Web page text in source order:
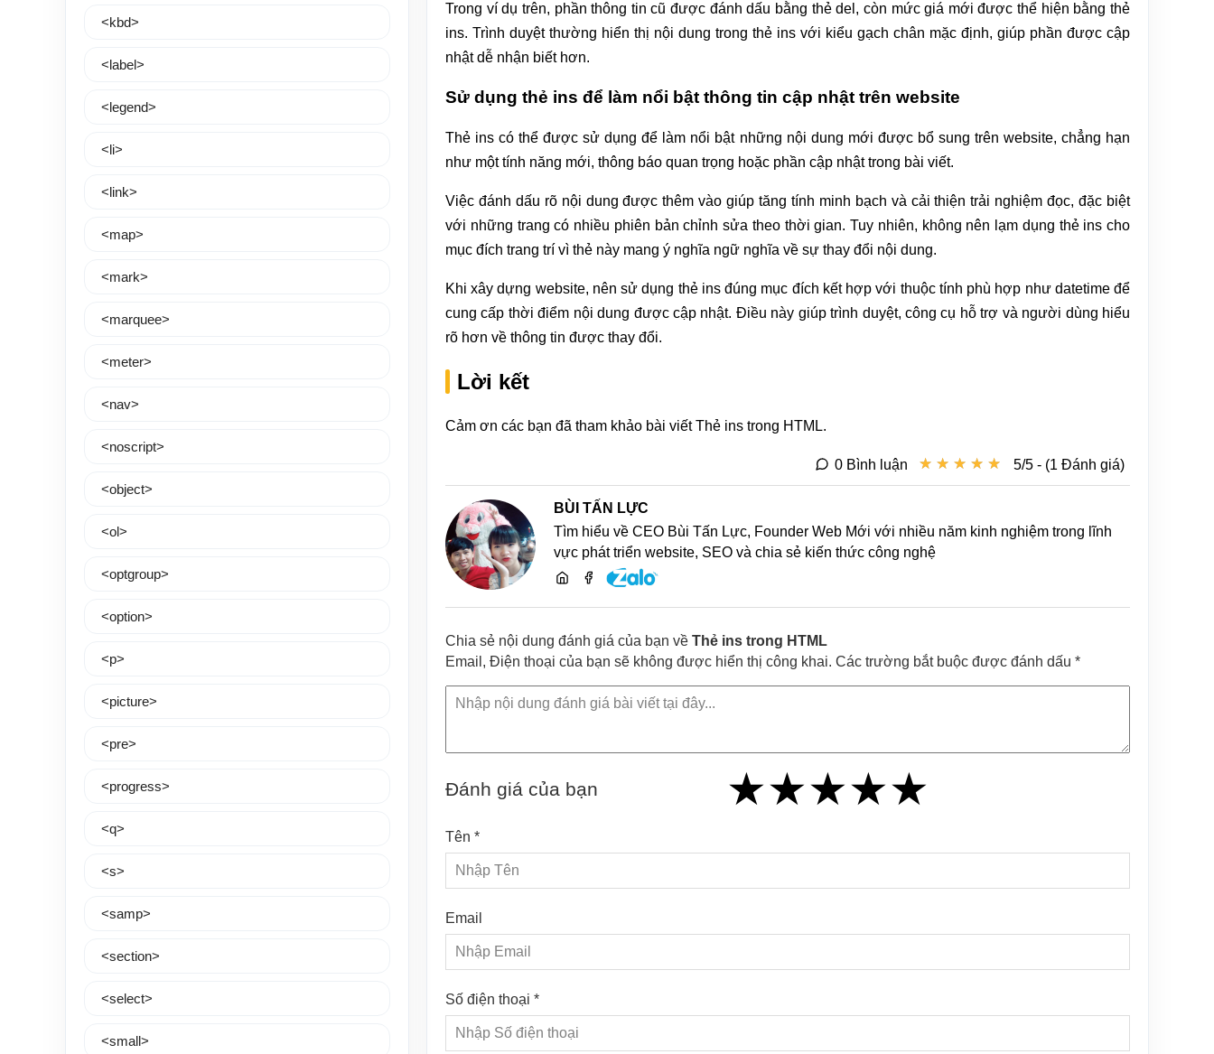
Trong ví dụ trên, phần thông tin cũ được đánh dấu bằng thẻ del, còn mức giá mới được thể hiện bằng thẻ
ins. Trình duyệt thường hiển thị nội dung trong thẻ ins với kiểu gạch chân mặc định, giúp phần được cập
nhật dễ nhận biết hơn.
Sử dụng thẻ ins để làm nổi bật thông tin cập nhật trên website
Thẻ ins có thể được sử dụng để làm nổi bật những nội dung mới được bổ sung trên website, chẳng hạn
như một tính năng mới, thông báo quan trọng hoặc phần cập nhật trong bài viết.
Việc đánh dấu rõ nội dung được thêm vào giúp tăng tính minh bạch và cải thiện trải nghiệm đọc, đặc biệt
với những trang có nhiều phiên bản chỉnh sửa theo thời gian. Tuy nhiên, không nên lạm dụng thẻ ins cho
mục đích trang trí vì thẻ này mang ý nghĩa ngữ nghĩa về sự thay đổi nội dung.
Khi xây dựng website, nên sử dụng thẻ ins đúng mục đích kết hợp với thuộc tính phù hợp như datetime để
cung cấp thời điểm nội dung được cập nhật. Điều này giúp trình duyệt, công cụ hỗ trợ và người dùng hiểu
rõ hơn về thông tin được thay đổi.
Lời kết
Cảm ơn các bạn đã tham khảo bài viết Thẻ ins trong HTML.
★ ★ ★ ★ ★
★ ★ ★ ★ ★ 5/5 - (1 Đánh giá)
0 Bình luận
BÙI TẤN LỰC
Tìm hiểu về CEO Bùi Tấn Lực, Founder Web Mới với nhiều năm kinh nghiệm trong lĩnh
vực phát triển website, SEO và chia sẻ kiến thức công nghệ
Chia sẻ nội dung đánh giá của bạn về Thẻ ins trong HTML
Email, Điện thoại của bạn sẽ không được hiển thị công khai. Các trường bắt buộc được đánh dấu *
Đánh giá của bạn ★
★★
★★★
★★★★
★★★★★
Tên *
Email
Số điện thoại *
<kbd>
<label>
<legend>
<li>
<link>
<map>
<mark>
<marquee>
<meter>
<nav>
<noscript>
<object>
<ol>
<optgroup>
<option>
<p>
<picture>
<pre>
<progress>
<q>
<s>
<samp>
<section>
<select>
<small>